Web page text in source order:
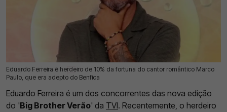
Eduardo Ferreira é herdeiro de 10% da fortuna do cantor romântico Marco
Paulo, que era adepto do Benfica
06 Ago 2025 | 16:42 | 0
Eduardo Ferreira é um dos concorrentes das nova edição
do 'Big Brother Verão' da TVI. Recentemente, o herdeiro